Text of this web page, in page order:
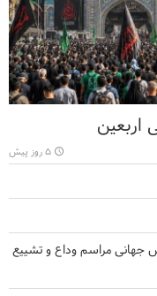
اربعین
۵ روز پیش
جهانی مراسم وداع و تشییع